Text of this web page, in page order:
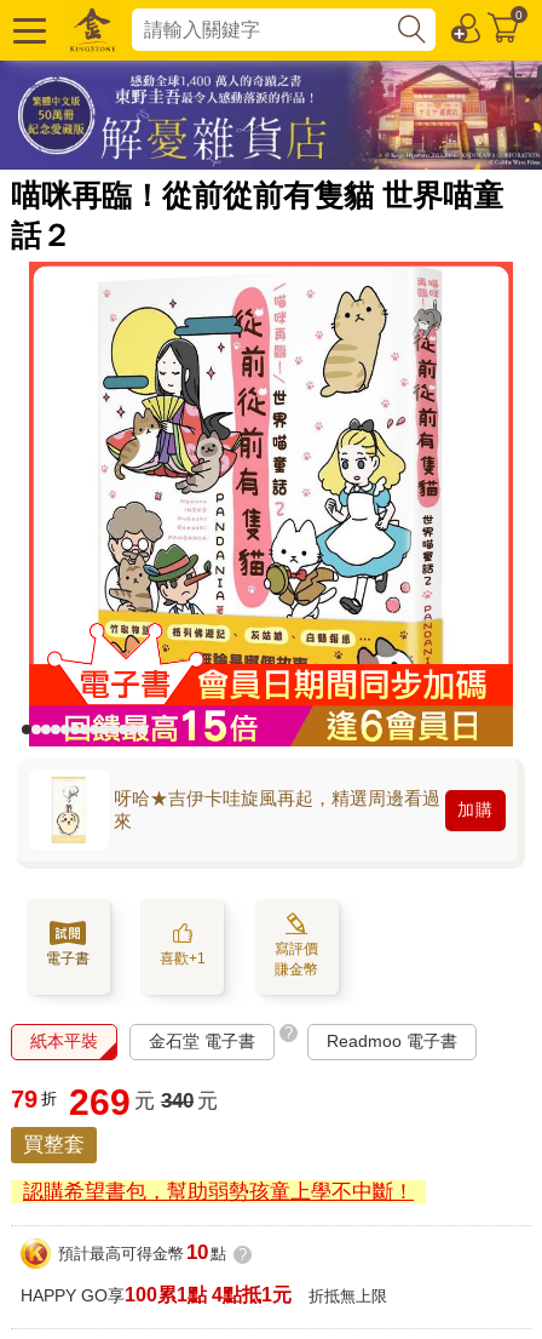
0
喵咪再臨！從前從前有隻貓 世界喵童
話２
呀哈★吉伊卡哇旋風再起，精選周邊看過
來
加購
電子書 喜歡+1
寫評價
賺金幣
紙本平裝 金石堂 電子書 ? Readmoo 電子書
79 折 269 元 340 元
買整套
認購希望書包，幫助弱勢孩童上學不中斷！
預計最高可得金幣 10點 ?
HAPPY GO享100累1點 4點抵1元 折抵無上限